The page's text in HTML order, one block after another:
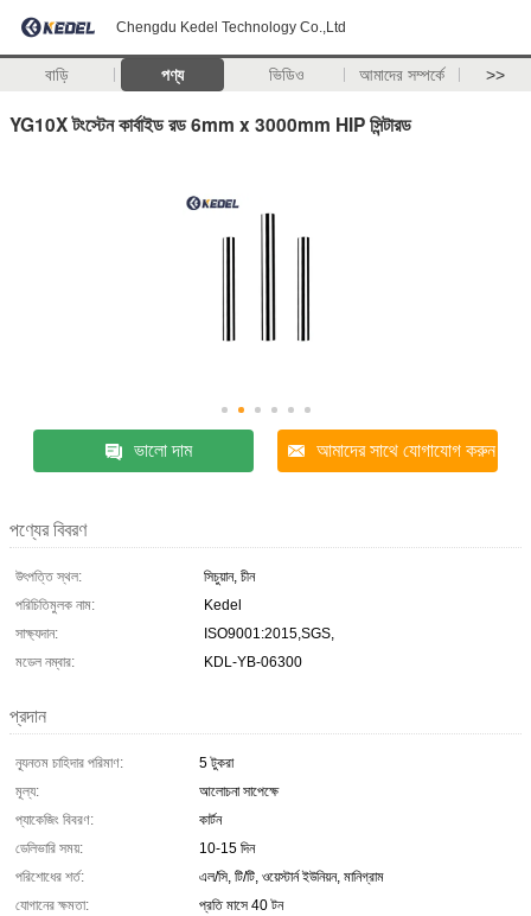
Chengdu Kedel Technology Co.,Ltd
বাড়ি পণ্য ভিডিও আমাদের সম্পর্কে >>
YG10X টংস্টেন কার্বাইড রড 6mm x 3000mm HIP সিন্টারড
ভালো দাম আমাদের সাথে যোগাযোগ করুন
পণ্যের বিবরণ
উৎপত্তি স্থল:
সিচুয়ান, চীন
পরিচিতিমুলক নাম:
Kedel
সাক্ষ্যদান:
ISO9001:2015,SGS,
মডেল নম্বার:
KDL-YB-06300
প্রদান
ন্যূনতম চাহিদার পরিমাণ:
5 টুকরা
মূল্য:
আলোচনা সাপেক্ষে
প্যাকেজিং বিবরণ:
কার্টন
ডেলিভারি সময়:
10-15 দিন
পরিশোধের শর্ত:
এল/সি, টি/টি, ওয়েস্টার্ন ইউনিয়ন, মানিগ্রাম
যোগানের ক্ষমতা:
প্রতি মাসে 40 টন